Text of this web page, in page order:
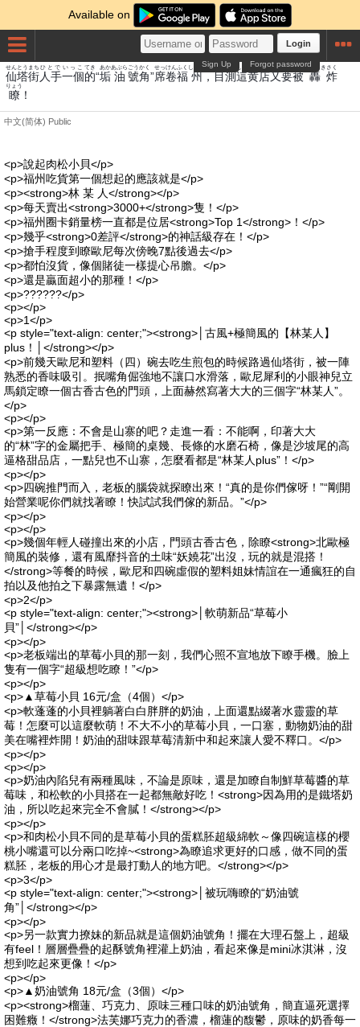
Available on
Login
Forgot password
Sign Up
仙
せん
塔
とう
街
まち
人手
ひとで
一個
いっこ
的
てき
“垢
あか
油
あぶら
號
ごう
角
かく
”席卷
せっけん
福
ふく
州
しゅう
，目測
もくそく
這黄
き
店
みせ
又
また
要
よう
被
ひ
轟
とどろき
炸
さく
瞭
りょう
！
中文(简体) Public
<p>說起肉松小貝</p>
<p>福州吃貨第一個想起的應該就是</p>
<p><strong>林 某 人</strong></p>
<p>每天賣出<strong>3000+</strong>隻！</p>
<p>福州圈卡銷量榜一直都是位居<strong>Top 1</strong>！</p>
<p>幾乎<strong>0差評</strong>的神話級存在！</p>
<p>搶手程度到瞭歐尼每次傍晚7點後過去</p>
<p>都怕沒貨，像個賭徒一樣提心吊膽。</p>
<p>還是贏面超小的那種！</p>
<p>??????</p>
<p></p>
<p>1</p>
<p style="text-align: center;"><strong>│古風+極簡風的【林某人】
plus！│</strong></p>
<p>前幾天歐尼和塑料（四）碗去吃生煎包的時候路過仙塔街，被一陣
熟悉的香味吸引。抿嘴角倔強地不讓口水滑落，歐尼犀利的小眼神兒立
馬鎖定瞭一個古香古色的門頭，上面赫然寫著大大的三個字“林某人”。
</p>
<p></p>
<p>第一反應：不會是山寨的吧？走進一看：不能啊，印著大大
的“林”字的金屬把手、極簡的桌幾、長條的水磨石椅，像是沙坡尾的高
逼格甜品店，一點兒也不山寨，怎麼看都是“林某人plus”！</p>
<p></p>
<p>四碗推門而入，老板的腦袋就探瞭出來！“真的是你們傢呀！”“剛開
始營業呢你們就找著瞭！快試試我們傢的新品。”</p>
<p></p>
<p></p>
<p>幾個年輕人碰撞出來的小店，門頭古香古色，除瞭<strong>北歐極
簡風的裝修，還有風靡抖音的土味“妖嬈花”出沒，玩的就是混搭！
</strong>等餐的時候，歐尼和四碗虛假的塑料姐妹情誼在一通瘋狂的自
拍以及他拍之下暴露無遺！</p>
<p>2</p>
<p style="text-align: center;"><strong>│軟萌新品“草莓小
貝”│</strong></p>
<p></p>
<p>老板端出的草莓小貝的那一刻，我們心照不宣地放下瞭手機。臉上
隻有一個字“超級想吃瞭！”</p>
<p></p>
<p>▲草莓小貝 16元/盒（4個）</p>
<p>軟蓬蓬的小貝裡躺著白白胖胖的奶油，上面還點綴著水靈靈的草
莓！怎麼可以這麼軟萌！不大不小的草莓小貝，一口塞，動物奶油的甜
美在嘴裡炸開！奶油的甜味跟草莓清新中和起來讓人愛不釋口。</p>
<p></p>
<p></p>
<p>奶油內陷兒有兩種風味，不論是原味，還是加瞭自制鮮草莓醬的草
莓味，和松軟的小貝搭在一起都無敵好吃！<strong>因為用的是鐵塔奶
油，所以吃起來完全不會膩！</strong></p>
<p></p>
<p>和肉松小貝不同的是草莓小貝的蛋糕胚超級綿軟～像四碗這樣的櫻
桃小嘴還可以分兩口吃掉~<strong>為瞭追求更好的口感，做不同的蛋
糕胚，老板的用心才是最打動人的地方吧。</strong></p>
<p>3</p>
<p style="text-align: center;"><strong>│被玩嗨瞭的“奶油號
角”│</strong></p>
<p></p>
<p>另一款實力撩妹的新品就是這個奶油號角！擺在大理石盤上，超級
有feel！層層疊疊的起酥號角裡灌上奶油，看起來像是mini冰淇淋，沒
想到吃起來更像！</p>
<p></p>
<p>▲奶油號角 18元/盒（3個）</p>
<p><strong>榴蓮、巧克力、原味三種口味的奶油號角，簡直逼死選擇
困難癥！</strong>法芙娜巧克力的香濃，榴蓮的馥鬱，原味的奶香每一